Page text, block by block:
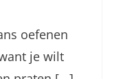
oefenen
je wilt